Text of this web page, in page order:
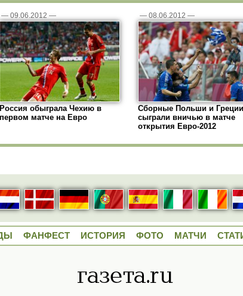
— 09.06.2012 —
Россия обыграла Чехию в
первом матче на Евро
— 08.06.2012 —
Сборные Польши и Греции
сыграли вничью в матче
открытия Евро-2012
ФАНФЕСТ ИСТОРИЯ ФОТО МАТЧИ